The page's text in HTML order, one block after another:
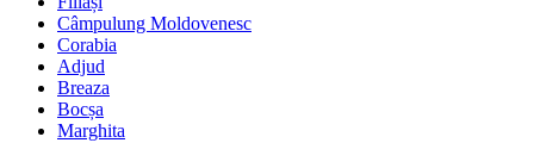
Câmpulung Moldovenesc
Corabia
Adjud
Breaza
Bocșa
Marghita